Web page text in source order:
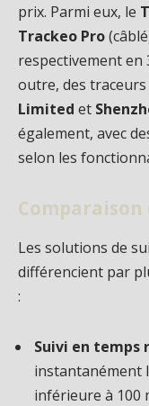
prix. Parmi eux, le
Trackeo Pro
respectivement en
outre, des traceurs
Limited et
également, avec
selon les
Les solutions de
différencient par
:
Suivi en temps
instantanément
inférieure à 100